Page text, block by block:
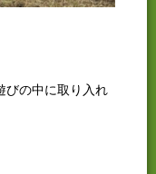
びの中に取り入れ